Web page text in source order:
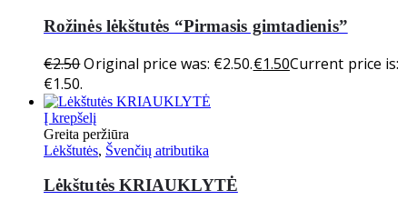
Rožinės lėkštutės “Pirmasis gimtadienis”
€2.50Original price was: €2.50.€1.50Current price is:
€1.50.
Į krepšelį
Greita peržiūra
Lėkštutės, Švenčių atributika
Lėkštutės KRIAUKLYTĖ